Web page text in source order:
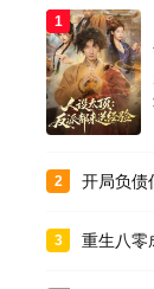
1
2 开局负债
3 重生八零